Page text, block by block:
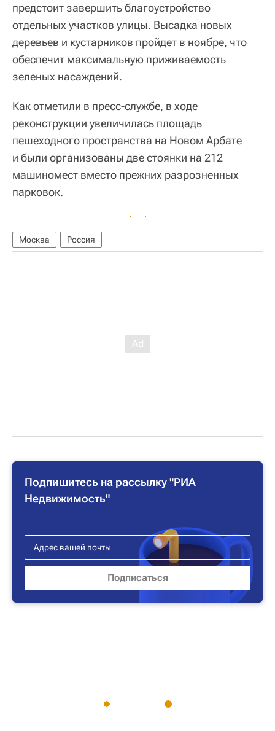
предстоит завершить благоустройство
отдельных участков улицы. Высадка новых
деревьев и кустарников пройдет в ноябре, что
обеспечит максимальную приживаемость
зеленых насаждений.
Как отметили в пресс-службе, в ходе
реконструкции увеличилась площадь
пешеходного пространства на Новом Арбате
и были организованы две стоянки на 212
машиномест вместо прежних разрозненных
парковок.
Москва Россия
Подпишитесь на рассылку "РИА
Недвижимость"